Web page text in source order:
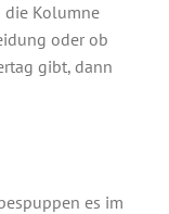
die Kolumne
oder ob
gibt, dann
es im